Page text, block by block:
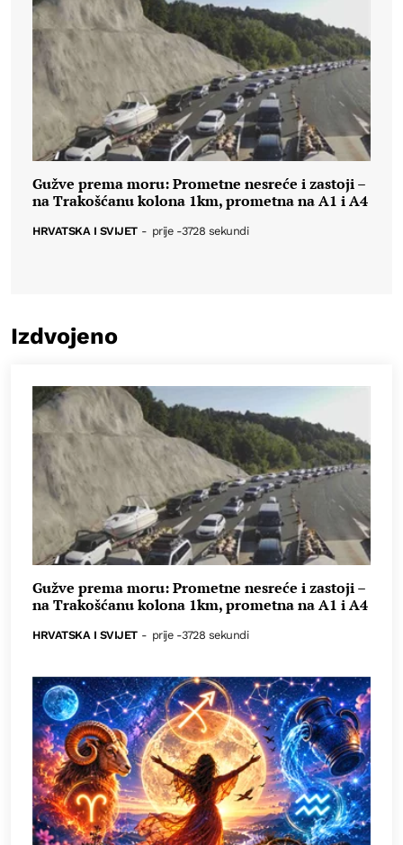
Gužve prema moru: Prometne nesreće i zastoji –
na Trakošćanu kolona 1km, prometna na A1 i A4
HRVATSKA I SVIJET - prije -3728 sekundi
Izdvojeno
Gužve prema moru: Prometne nesreće i zastoji –
na Trakošćanu kolona 1km, prometna na A1 i A4
HRVATSKA I SVIJET - prije -3728 sekundi